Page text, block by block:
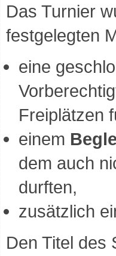
Das Turnier
festgelegten
eine
Freiplätzen
einem
dem auch
durften,
zusätzlich
Den Titel des